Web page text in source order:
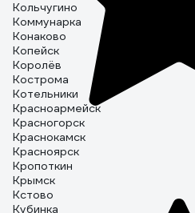
Кольчугино
Коммунарка
Конаково
Копейск
Королёв
Кострома
Котельники
Красноармейск
Красногорск
Краснокамск
Красноярск
Кропоткин
Крымск
Кстово
Кубинка